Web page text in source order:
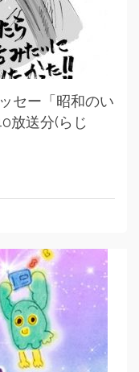
セー「昭和のい
放送分(らじ